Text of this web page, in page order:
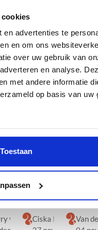
advertenties te
en om ons
over uw gebruik van
en analyse.
met andere informatie
op basis van uw
Toestaan
in
Alles is
het bestellen
de montage. De
netjes en met
staat er
schutting door Mega-
Deze mensen werken
netjes en zijn super
die een mooie schutting
geplaats willen hebben.
van Wonderen, Alkmaar
vaklui die na
omstandigheden de
schutting hebben
Ciska Koole,
begin tot
Van